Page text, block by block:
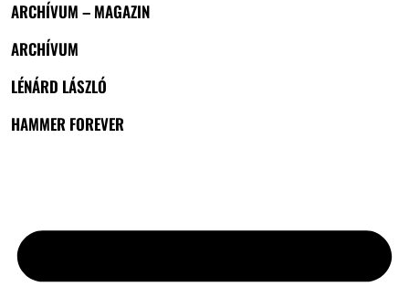
ARCHÍVUM – MAGAZIN
ARCHÍVUM
LÉNÁRD LÁSZLÓ
HAMMER FOREVER